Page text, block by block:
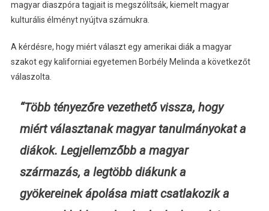
magyar diaszpóra tagjait is megszólítsák, kiemelt magyar
kulturális élményt nyújtva számukra.
A kérdésre, hogy miért választ egy amerikai diák a magyar
szakot egy kaliforniai egyetemen Borbély Melinda a következőt
válaszolta.
“Több tényezőre vezethető vissza, hogy
miért választanak magyar tanulmányokat a
diákok. Legjellemzőbb a magyar
származás, a legtöbb diákunk a
gyökereinek ápolása miatt csatlakozik a